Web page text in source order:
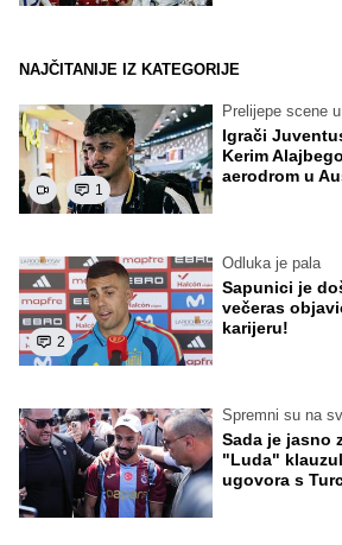
NAJČITANIJE IZ KATEGORIJE
1
Prelijepe scene
Igrači
Kerim
aerodrom u
2
Odluka je pala
Sapunici je
večeras
karijeru!
Spremni su na
Sada je jasno
"Luda"
ugovora s